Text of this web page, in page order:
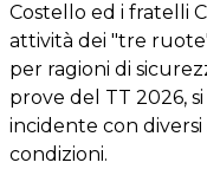
Costello ed i fratelli
attività dei "tre
per ragioni di
prove del TT 2026,
incidente con
condizioni.